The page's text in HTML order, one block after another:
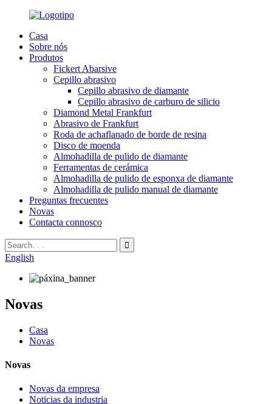
Casa
Sobre nós
Produtos
Fickert Abarsive
Cepillo abrasivo
Cepillo abrasivo de diamante
Cepillo abrasivo de carburo de silicio
Diamond Metal Frankfurt
Abrasivo de Frankfurt
Roda de achaflanado de borde de resina
Disco de moenda
Almohadilla de pulido de diamante
Ferramentas de cerámica
Almohadilla de pulido de esponxa de diamante
Almohadilla de pulido manual de diamante
Preguntas frecuentes
Novas
Contacta connosco
English
Novas
Casa
Novas
Novas
Novas da empresa
Noticias da industria